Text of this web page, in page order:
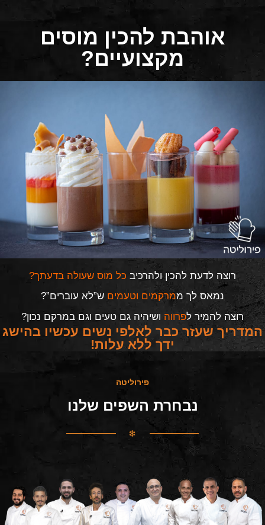
אוהבת להכין מוסים
מקצועיים?​
רוצה לדעת להכין ולהרכיב כל מוס שעולה בדעתך?
נמאס לך ממרקמים וטעמים ש”לא עוברים”?
רוצה להמיר לפרווה ושיהיה גם טעים וגם במרקם נכון?
המדריך שעזר כבר לאלפי נשים עכשיו בהישג
ידך ללא עלות!
פירוליטה
נבחרת השפים שלנו